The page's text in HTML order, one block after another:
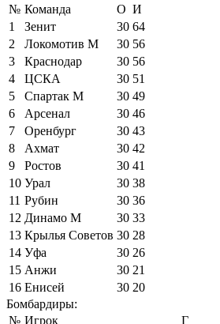
№ Команда О И
1
Зенит 30 64
2
Локомотив М 30 56
3
Краснодар 30 56
4
ЦСКА 30 51
5
Спартак М 30 49
6
Арсенал 30 46
7
Оренбург 30 43
8
Ахмат 30 42
9
Ростов 30 41
10 Урал 30 38
11 Рубин 30 36
12 Динамо М 30 33
13 Крылья Советов 30 28
14 Уфа 30 26
15 Анжи 30 21
16 Енисей 30 20
Бомбардиры:
№ Игрок
Г